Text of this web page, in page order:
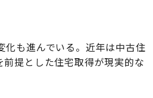
化も進んでいる。近年は中古住
提とした住宅取得が現実的な